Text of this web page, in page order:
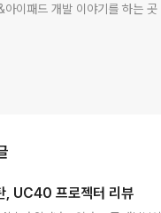
아이패드 개발 이야기를 하는 곳
, UC40 프로젝터 리뷰